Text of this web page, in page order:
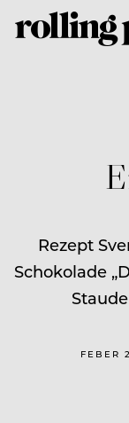
Rezept
Schokolade
FEBER